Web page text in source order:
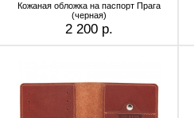
Кожаная обложка на паспорт Прага
(черная)
2 200 р.